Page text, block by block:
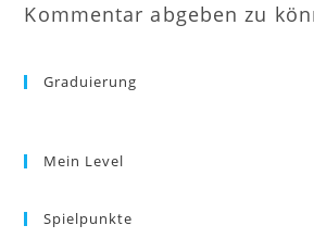
Kommentar abgeben zu
Graduierung
Mein Level
Spielpunkte